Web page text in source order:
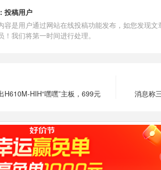
投稿用户
容是用户通过网站在线投稿功能发布，如您发现
！我们将第一时间进行处理。
H610M-HIH“嘿嘿”主板，699元
消息称